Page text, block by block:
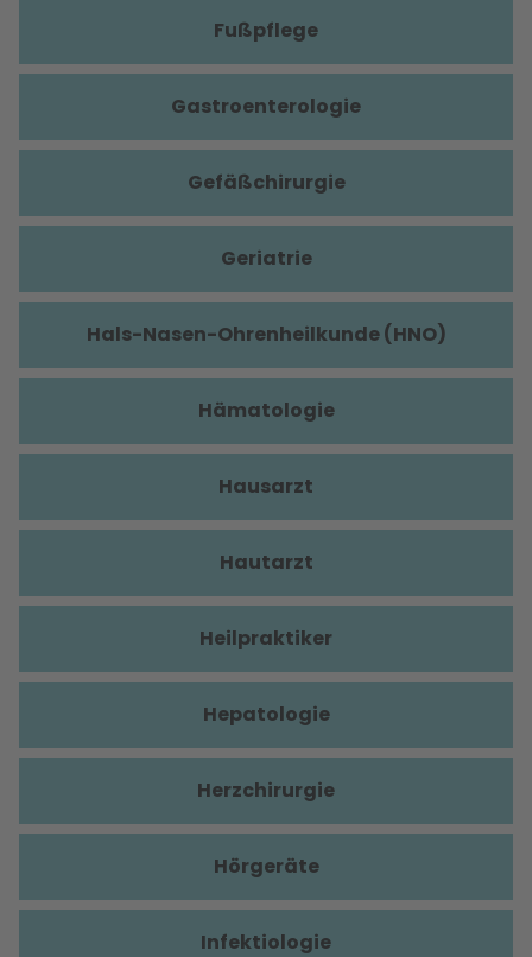
Fußpflege
Gastroenterologie
Gefäßchirurgie
Geriatrie
Hals-Nasen-Ohrenheilkunde (HNO)
Hämatologie
Hausarzt
Hautarzt
Heilpraktiker
Hepatologie
Herzchirurgie
Hörgeräte
Infektiologie